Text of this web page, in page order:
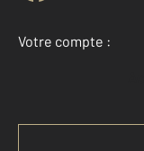
Votre compte :